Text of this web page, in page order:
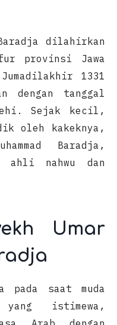
dilahirkan
provinsi Jawa
1331
dengan tanggal
Sejak kecil,
oleh kakeknya,
Baradja,
ahli nahwu dan
Umar
pada saat muda
istimewa,